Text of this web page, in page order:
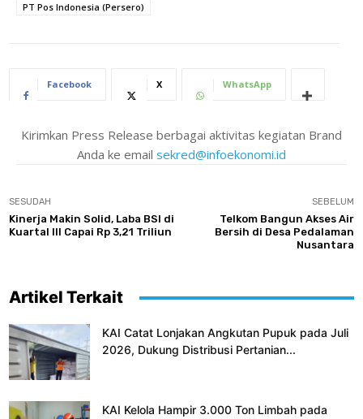
PT Pos Indonesia (Persero)
Facebook X WhatsApp
Kirimkan Press Release berbagai aktivitas kegiatan Brand
Anda ke email sekred@infoekonomi.id
SESUDAH
Kinerja Makin Solid, Laba BSI di
Kuartal III Capai Rp 3,21 Triliun
SEBELUM
Telkom Bangun Akses Air
Bersih di Desa Pedalaman
Nusantara
Artikel Terkait
KAI Catat Lonjakan Angkutan Pupuk pada Juli
2026, Dukung Distribusi Pertanian...
KAI Kelola Hampir 3.000 Ton Limbah pada